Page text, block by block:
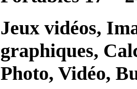
Jeux vidéos,
graphiques,
Photo, Vidéo,